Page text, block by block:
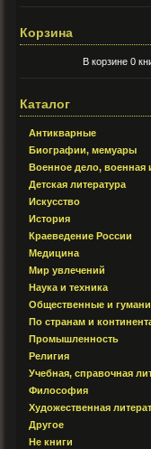
Корзина
В корзине 0
Каталог
Антикварные
Биографии, мемуары
Военное дело, военная
Детская литература
Искусство
История
Краеведение России
Медицина
Мир увлечений
Наука и техника
Общественные и
По странам и
Промышленность
Религия
Учебная, справочная
Философия
Художественная
Другое
Не книги